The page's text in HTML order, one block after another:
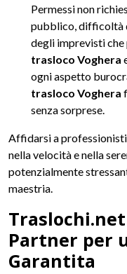
Permessi non
pubblico, difficoltà
degli imprevisti
trasloco Voghera
ogni aspetto
trasloco Voghera
senza sorprese.
Affidarsi a
nella velocità e nella
potenzialmente
maestria.
Partner per
Garantita